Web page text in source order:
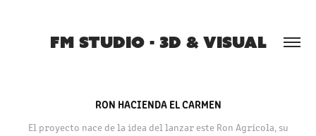
FM STUDIO - 3D & VISUAL
RON HACIENDA EL CARMEN
El proyecto nace de la idea del lanzar este Ron Agrícola, su